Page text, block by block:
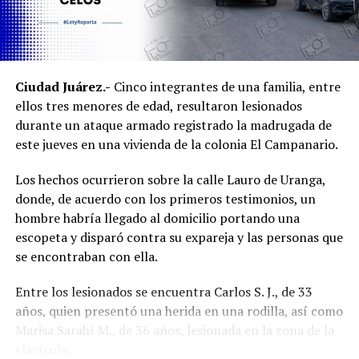
Ciudad Juárez.- Cinco integrantes de una familia, entre
ellos tres menores de edad, resultaron lesionados
durante un ataque armado registrado la madrugada de
este jueves en una vivienda de la colonia El Campanario.
Los hechos ocurrieron sobre la calle Lauro de Uranga,
donde, de acuerdo con los primeros testimonios, un
hombre habría llegado al domicilio portando una
escopeta y disparó contra su expareja y las personas que
se encontraban con ella.
Entre los lesionados se encuentra Carlos S. J., de 33
años, quien presentó una herida en una rodilla, así como
Marisa Sarahí M., de 36 años, lesionada en la zona de la